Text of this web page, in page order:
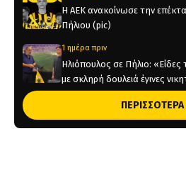
Η ΑΕΚ ανακοίνωσε την
Πήλιου (pic)
1 ημέρα πριν
Ηλιόπουλος σε Πήλιο: «Είδες
με σκληρή δουλειά έγινες
Φιλική «τεσσάρα» της ΑΕΚ